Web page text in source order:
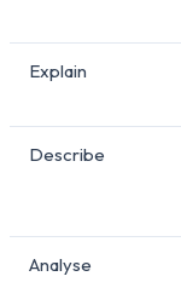
Explain
Describe
Analyse